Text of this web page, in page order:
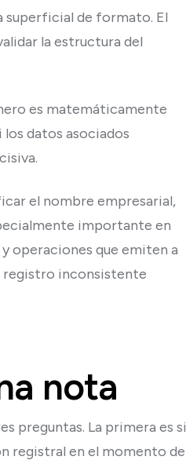
superficial de formato. El
la estructura del
es matemáticamente
datos asociados
el nombre empresarial,
importante en
operaciones que emiten a
registro inconsistente
nota
preguntas. La primera es si
registral en el momento de